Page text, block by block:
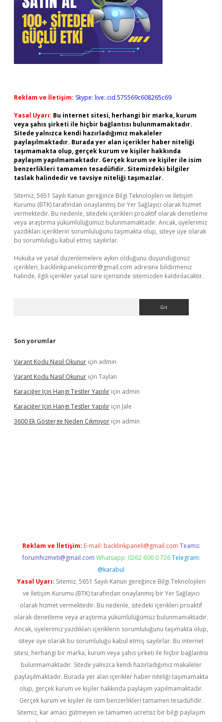
Reklam ve İletişim: Skype: live:.cid.575569c608265c69
Yasal Uyarı: Bu internet sitesi, herhangi bir marka, kurum
veya şahıs şirketi ile hiçbir bağlantısı bulunmamaktadır.
Sitede yalnızca kendi hazırladığımız makaleler
paylaşılmaktadır. Burada yer alan içerikler haber niteliği
taşımamakta olup, gerçek kurum ve kişiler hakkında
paylaşım yapılmamaktadır. Gerçek kurum ve kişiler ile isim
benzerlikleri tamamen tesadüfidir. Sitemizdeki bilgiler
taslak halindedir ve tavsiye niteliği taşımazlar.
Sitemiz, 5651 Sayılı Kanun gereğince Bilgi Teknolojileri ve İletişim
Kurumu (BTK) tarafından onaylanmış bir Yer Sağlayıcı olarak hizmet
vermektedir. Bu nedenle, sitedeki içerikleri proaktif olarak denetleme
veya araştırma yükümlülüğümüz bulunmamaktadır. Ancak, üyelerimiz
yazdıkları içeriklerin sorumluluğunu taşımakta olup, siteye üye olarak
bu sorumluluğu kabul etmiş sayılırlar.
Hukuka ve yasal düzenlemelere aykırı olduğunu düşündüğünüz
içerikleri, backlinkpanelicomtr@gmail.com adresine bildirmeniz
halinde, ilgili içerikler yasal süre içerisinde sitemizden kaldırılacaktır.
Son yorumlar
Varant Kodu Nasıl Okunur için admin
Varant Kodu Nasıl Okunur için Taylan
Karaciğer Için Hangi Testler Yapılır için admin
Karaciğer Için Hangi Testler Yapılır için Jale
3600 Ek Gösterge Neden Çıkmıyor için admin
Reklam ve İletişim: E-mail: backlinkpaneli@gmail.com Teams:
forumhizmeti@gmail.com Whatsapp: 0262 606 0 726 Telegram:
@karabul
Yasal Uyarı: Sitemiz, 5651 Sayılı Kanun gereğince Bilgi Teknolojileri
ve İletişim Kurumu (BTK) tarafından onaylanmış bir Yer Sağlayıcı
olarak hizmet vermektedir. Bu nedenle, sitedeki içerikleri proaktif
olarak denetleme veya araştırma yükümlülüğümüz bulunmamaktadır.
Ancak, üyelerimiz yazdıkları içeriklerin sorumluluğunu taşımakta olup,
siteye üye olarak bu sorumluluğu kabul etmiş sayılırlar. Bu internet
sitesi, herhangi bir marka, kurum veya şahıs şirketi ile hiçbir bağlantısı
bulunmamaktadır. Sitede yalnızca kendi hazırladığımız makaleler
paylaşılmaktadır. Burada yer alan içerikler haber niteliği taşımamakta
olup, gerçek kurum ve kişiler hakkında paylaşım yapılmamaktadır.
Gerçek kurum ve kişiler ile isim benzerlikleri tamamen tesadüfidir.
Sitemiz, kar amacı gütmeyen ve tamamen ücretsiz bir bilgi paylaşım